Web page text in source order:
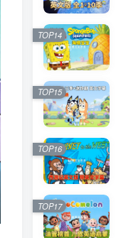
TOP14
TOP15
TOP16
TOP17